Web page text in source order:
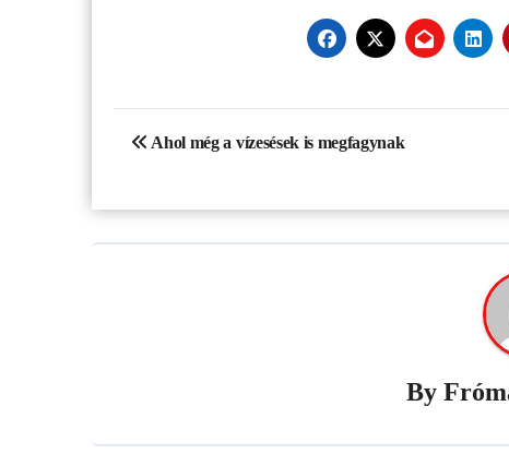
Bejegyzés
Ahol még a vízesések is megfagynak
By